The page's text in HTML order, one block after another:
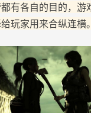
有各自的目的，游
玩家用来合纵连横。